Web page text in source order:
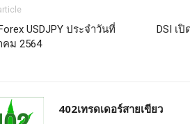
USDJPY ประจำวันที่
ม 2564
DSI เ
402เทรดเดอร์สายเขียว